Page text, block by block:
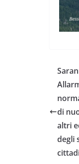
di
altri
degli